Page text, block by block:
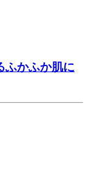
ふかふか肌に